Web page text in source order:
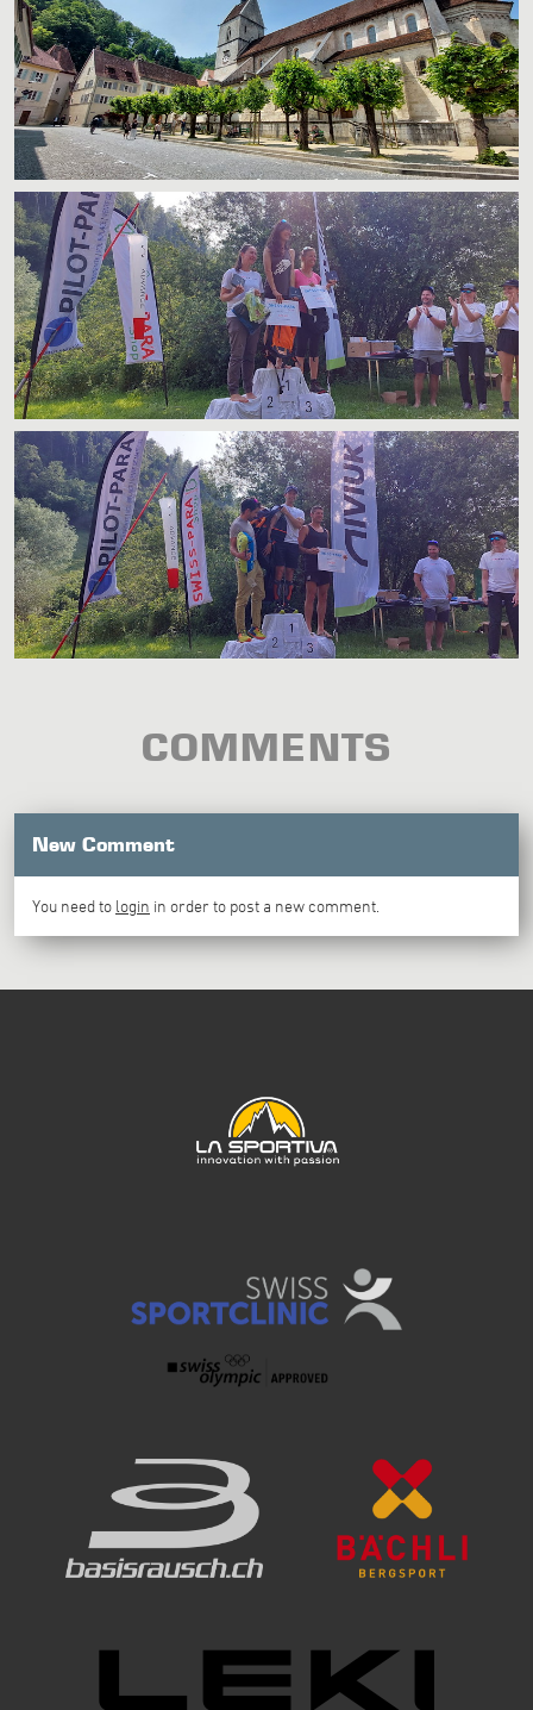
COMMENTS
New Comment
You need to login in order to post a new comment.